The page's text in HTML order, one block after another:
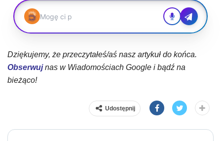
Dziękujemy, że przeczytałeś/aś nasz artykuł do końca.
Obserwujnas w Wiadomościach Google i bądź na
bieżąco!
Udostępnij